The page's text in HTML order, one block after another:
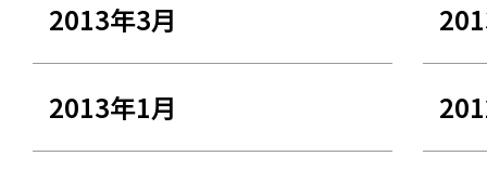
2013年3月
2013年1月